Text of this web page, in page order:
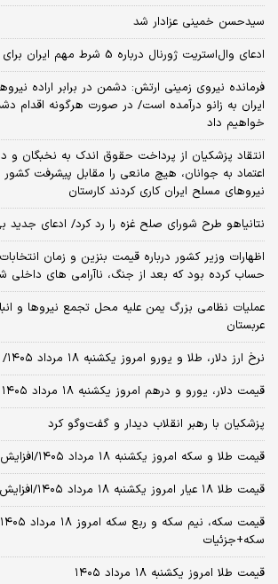
سیدحسن خمینی عزادار شد
ادعای وال‌استریت ژورنال درباره 5 شرط مهم ایران برای بازگشایی تنگه هرمز
فرمانده نیروی زمینی ارتش: دشمن در برابر اراده
ایران به زانو درآمده است/ در صورت هرگونه اقدام
خواهیم داد
انتقاد پزشکیان از پرداخت حقوق اندک به نخبگان و
اعتماد به جوانان، هیچ مانعی را مقابل پیشرفت کشور
نیروهای مسلح ایران کاری کردند کارستان
نتانیاهو طرح شورای صلح غزه را رد کرد/ ادعای جدید
اظهارات وزیر کشور درباره قیمت بنزین و زمان
حساب کرده بود که بعد از جنگ، ناآرامی‌ های داخلی
عملیات نظامی بزرگ یمن علیه محل تجمع نیروها و
عربستان
نرخ ارز دلار، طلا و یورو امروز یکشنبه ۱۸ مرداد ۱۴۰۵/ رشد قیمت طلا
قیمت دلار، یورو و درهم امروز یکشنبه ۱۸ مرداد ۱۴۰۵ |کاهش قیمت دلار
پزشکیان با رهبر انقلاب دیدار و گفت‌وگو کرد
قیمت طلا و سکه امروز یکشنبه ۱۸ مرداد ۱۴۰۵/افزایش قیمت طلا
قیمت طلا ۱۸ عیار امروز یکشنبه ۱۸ مرداد ۱۴۰۵/افزایش قیمت طلا
سکه+جزئیات
قیمت طلا امروز یکشنبه ۱۸ مرداد ۱۴۰۵